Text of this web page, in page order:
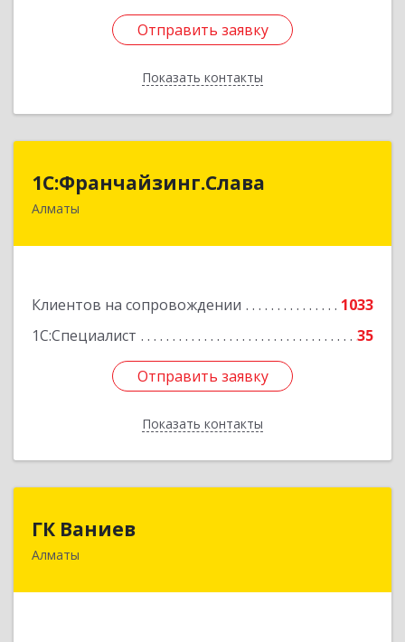
Отправить заявку
Показать контакты
Отправить заявку
Назад
1С:Франчайзинг.Слава
Алматы
Клиентов на сопровождении
1033
1С:Специалист
35
Отправить заявку
Показать контакты
1С:Франчайзинг.Слава
Казахстан, Алматы, 050022, Кашгарская 58-2
Отправить заявку
Назад
ГК Ваниев
Алматы
Республика Казахстан, Бостандыкский район,